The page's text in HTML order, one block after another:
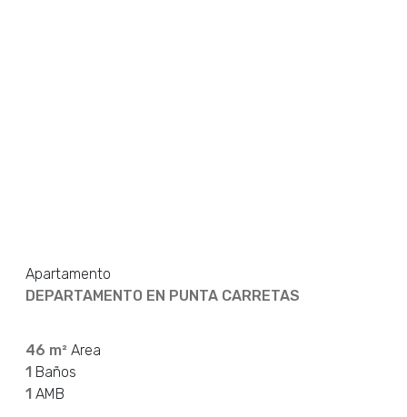
Apartamento
DEPARTAMENTO EN PUNTA CARRETAS
46 m² Area
1 Baños
1 AMB